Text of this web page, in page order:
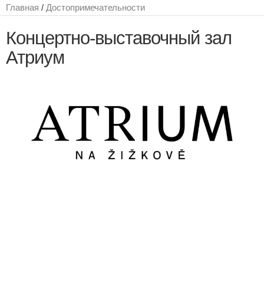
Главная / Достопримечательности
Концертно-выставочный зал
Атриум